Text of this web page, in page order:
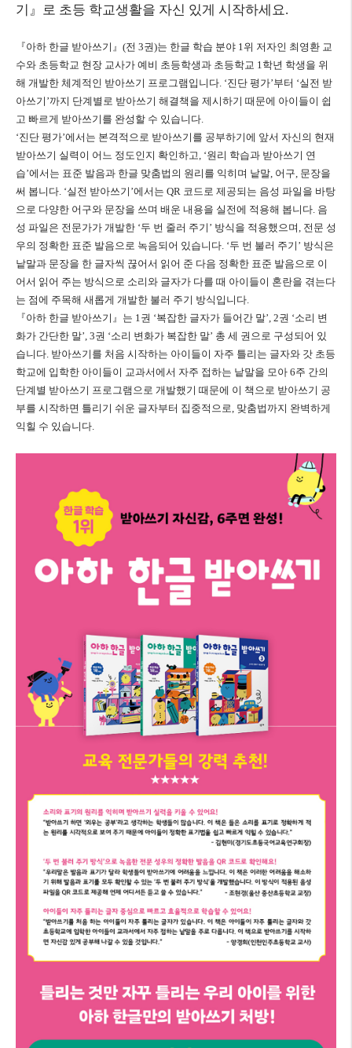
기 』 로 초등 학교생활을 자신 있게 시작하세요.
『아하 한글 받아쓰기 』 (전 3권)는 한글 학습 분야 1위 저자인 최영환 교
수와 초등학교 현장 교사가 예비 초등학생과 초등학교 1학년 학생을 위
해 개발한 체계적인 받아쓰기 프로그램입니다. ‘진단 평가’부터 ‘실전 받
아쓰기 ’까지 단계별로 받아쓰기 해결책을 제시하기 때문에 아이들이 쉽
고 빠르게 받아쓰기를 완성할 수 있습니다.
‘진단 평가’에서는 본격적으로 받아쓰기를 공부하기에 앞서 자신의 현재
받아쓰기 실력이 어느 정도인지 확인하고, ‘원리 학습과 받아쓰기 연
습’에서는 표준 발음과 한글 맞춤법의 원리를 익히며 낱말, 어구, 문장을
써 봅니다. ‘실전 받아쓰기 ’에서는 QR 코드로 제공되는 음성 파일을 바탕
으로 다양한 어구와 문장을 쓰며 배운 내용을 실전에 적용해 봅니다. 음
성 파일은 전문가가 개발한 ‘두 번 줄러 주기 ’ 방식을 적용했으며, 전문 성
우의 정확한 표준 발음으로 녹음되어 있습니다. ‘두 번 불러 주기 ’ 방식은
낱말과 문장을 한 글자씩 끊어서 읽어 준 다음 정확한 표준 발음으로 이
어서 읽어 주는 방식으로 소리와 글자가 다를 때 아이들이 혼란을 겪는다
는 점에 주목해 새롭게 개발한 불러 주기 방식입니다.
『아하 한글 받아쓰기 』 는 1권 ‘복잡한 글자가 들어간 말’, 2권 ‘소리 변
화가 간단한 말’, 3권 ‘소리 변화가 복잡한 말’ 총 세 권으로 구성되어 있
습니다. 받아쓰기를 처음 시작하는 아이들이 자주 틀리는 글자와 갓 초등
학교에 입학한 아이들이 교과서에서 자주 접하는 낱말을 모아 6주 간의
단계별 받아쓰기 프로그램으로 개발했기 때문에 이 책으로 받아쓰기 공
부를 시작하면 틀리기 쉬운 글자부터 집중적으로, 맞춤법까지 완벽하게
익힐 수 있습니다.